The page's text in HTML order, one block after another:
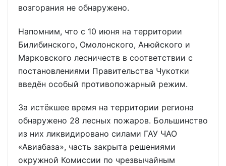
возгорания не обнаружено.
Напомним, что с 10 июня на территории
Билибинского, Омолонского, Анюйского и
Марковского лесничеств в соответствии с
постановлениями Правительства Чукотки
введён особый противопожарный режим.
За истёкшее время на территории региона
обнаружено 28 лесных пожаров. Большинство
из них ликвидировано силами ГАУ ЧАО
«Авиабаза», часть закрыта решениями
окружной Комиссии по чрезвычайным